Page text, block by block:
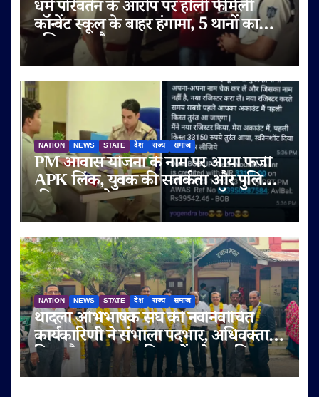
धर्म परिवर्तन के आरोप पर होली फैमिली
कॉन्वेंट स्कूल के बाहर हंगामा, 5 थानों का
पुलिस बल तैनात
NATION NEWS STATE देश राज्य समाज
PM आवास योजना के नाम पर आया फर्जी
APK लिंक, युवक की सतर्कता और पुलिस
की तत्परता से टला बड़ा साइबर फ्रॉड
NATION NEWS STATE देश राज्य समाज
थांदला अभिभाषक संघ की नवनिर्वाचित
कार्यकारिणी ने संभाला पदभार, अधिवक्ता
हित और पक्षकार सुविधाओं को प्राथमिकता